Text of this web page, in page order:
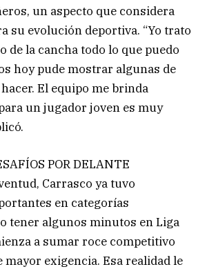
un aspecto que considera
su evolución deportiva. “Yo trato
de la cancha todo lo que puedo
hoy pude mostrar algunas de
El equipo me brinda
un jugador joven es muy
POR DELANTE
Carrasco ya tuvo
en categorías
tener algunos minutos en Liga
a sumar roce competitivo
mayor exigencia. Esa realidad le